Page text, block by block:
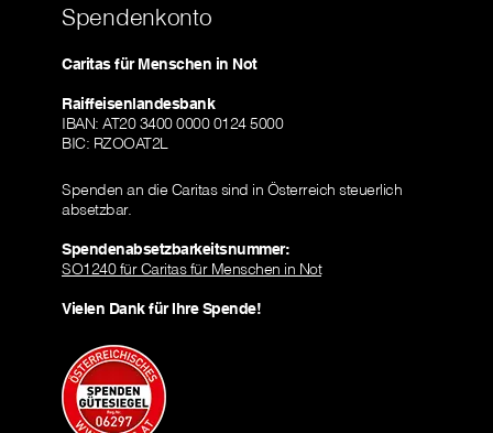
Spendenkonto
Caritas für Menschen in Not
Raiffeisenlandesbank
IBAN: AT20 3400 0000 0124 5000
BIC: RZOOAT2L
Spenden an die Caritas sind in Österreich steuerlich
absetzbar.
Spendenabsetzbarkeitsnummer:
SO1240 für Caritas für Menschen in Not
Vielen Dank für Ihre Spende!